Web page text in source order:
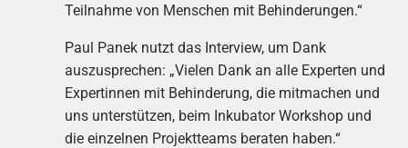
Teilnahme von Menschen mit Behinderungen.“
Paul Panek nutzt das Interview, um Dank
auszusprechen: „Vielen Dank an alle Experten und
Expertinnen mit Behinderung, die mitmachen und
uns unterstützen, beim Inkubator Workshop und
die einzelnen Projektteams beraten haben.“